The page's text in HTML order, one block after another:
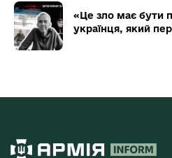
«Це зло має бути
українця, який